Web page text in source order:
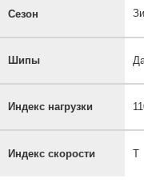
Сезон
Шипы
Индекс нагрузки
Индекс скорости T